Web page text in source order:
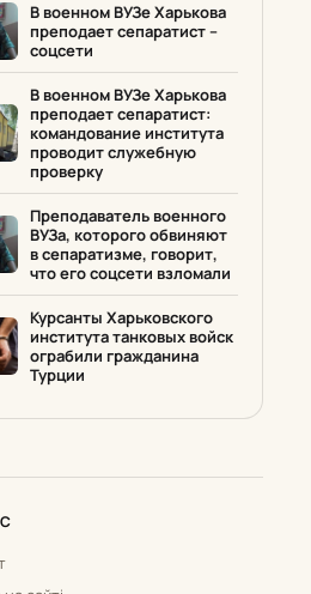
В военном ВУЗе Харькова
преподает сепаратист –
соцсети
В военном ВУЗе Харькова
преподает сепаратист:
командование института
проводит служебную
проверку
Преподаватель военного
ВУЗа, которого обвиняют
в сепаратизме, говорит,
что его соцсети взломали
Курсанты Харьковского
института танковых войск
ограбили гражданина
Турции